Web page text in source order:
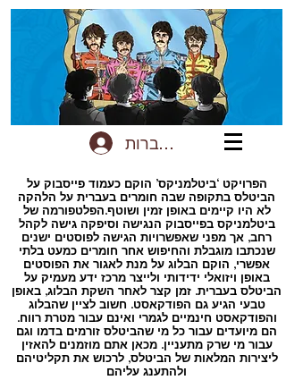
להתחברות
הפרויקט ‘ביטלמניקס’ הוקם כעמוד פייסבוק על
הביטלס בתקופה שבה חומרים בעברית על הלהקה
לא היו קיימים באופן זמין ושוטף.הפלטפורמה של
ביטלמניקס בפייסבוק הנגישה וסיפקה גישה לקהל
רחב, אך מפני שאפשרויות הגישה לפוסטים ישנים
שנכתבו מוגבלת והחיפוש אחר חומרים כמעט בלתי
אפשרי, הוקם הבלוג על מנת לאגור את הפוסטים
באופן ויזואלי ידידותי ולייצר מרכז ידע מעמיק על
הביטלס בעברית. זמן קצר לאחר השקת הבלוג, באופן
טבעי הגיע גם הפודקאסט. חשוב לציין שהבלוג
והפודקאסט חינמיים לגמרי ואינם עבור מטרת רווח.
הם מיועדים עבור כל מי שהביטלס זורמים בדמו וגם
עבור מי שרק מתעניין. מכאן אתם מוזמנים להאזין
ליצירות המלאות של הביטלס, לרכוש את תקליטיהם
ולהתענג עליהם